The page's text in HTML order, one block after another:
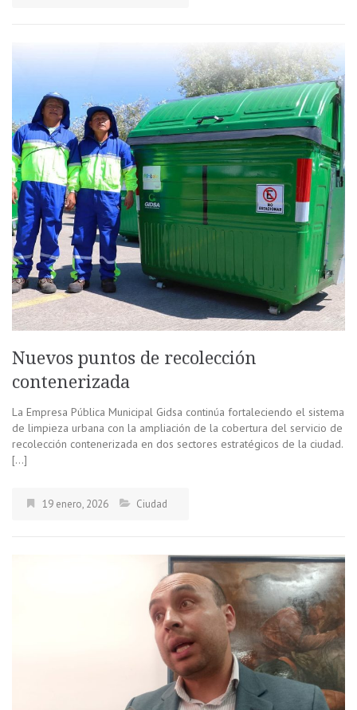
Nuevos puntos de recolección
contenerizada
La Empresa Pública Municipal Gidsa continúa fortaleciendo el sistema
de limpieza urbana con la ampliación de la cobertura del servicio de
recolección contenerizada en dos sectores estratégicos de la ciudad.
[…]
19 enero, 2026 Ciudad